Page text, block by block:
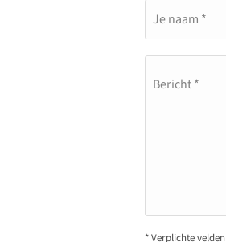
Je naam *
Bericht *
* Verplichte velden